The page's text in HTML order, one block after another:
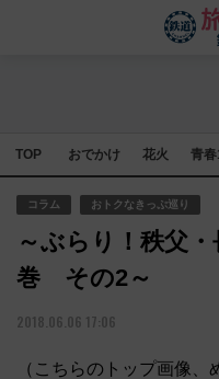
TOP おでかけ 花火 青
コラム おトクなきっぷ巡り
～ぶらり！秩父
巻 その2～
2018.06.06 17:06
（こちらのトップ画像